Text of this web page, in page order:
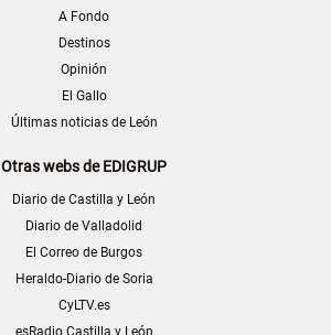
A Fondo
Destinos
Opinión
El Gallo
Últimas noticias de León
Otras webs de EDIGRUP
Diario de Castilla y León
Diario de Valladolid
El Correo de Burgos
Heraldo-Diario de Soria
CyLTV.es